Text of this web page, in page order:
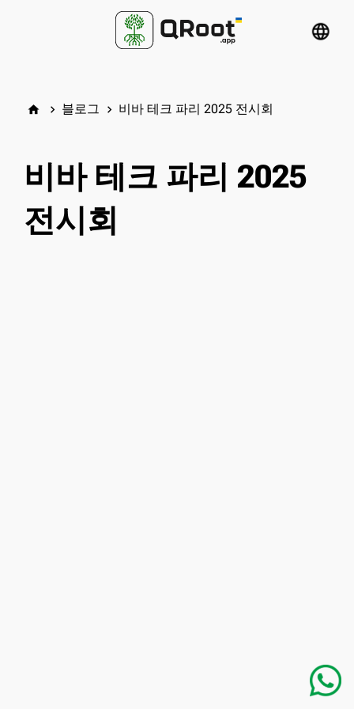
language
home keyboard_arrow_right 블로그 keyboard_arrow_right 비바 테크 파리 2025 전시회
비바 테크 파리 2025
전시회